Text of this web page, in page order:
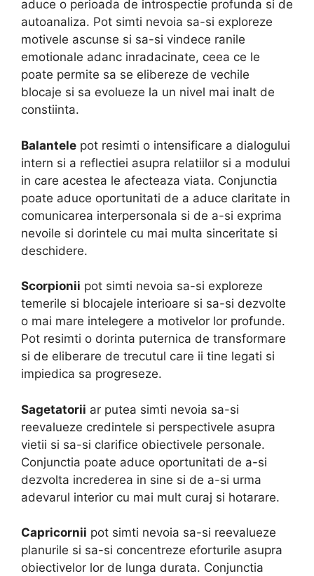
aduce o perioada de introspectie profunda si de
autoanaliza. Pot simti nevoia sa-si exploreze
motivele ascunse si sa-si vindece ranile
emotionale adanc inradacinate, ceea ce le
poate permite sa se elibereze de vechile
blocaje si sa evolueze la un nivel mai inalt de
constiinta.
Balantele pot resimti o intensificare a dialogului
intern si a reflectiei asupra relatiilor si a modului
in care acestea le afecteaza viata. Conjunctia
poate aduce oportunitati de a aduce claritate in
comunicarea interpersonala si de a-si exprima
nevoile si dorintele cu mai multa sinceritate si
deschidere.
Scorpionii pot simti nevoia sa-si exploreze
temerile si blocajele interioare si sa-si dezvolte
o mai mare intelegere a motivelor lor profunde.
Pot resimti o dorinta puternica de transformare
si de eliberare de trecutul care ii tine legati si
impiedica sa progreseze.
Sagetatorii ar putea simti nevoia sa-si
reevalueze credintele si perspectivele asupra
vietii si sa-si clarifice obiectivele personale.
Conjunctia poate aduce oportunitati de a-si
dezvolta increderea in sine si de a-si urma
adevarul interior cu mai mult curaj si hotarare.
Capricornii pot simti nevoia sa-si reevalueze
planurile si sa-si concentreze eforturile asupra
obiectivelor lor de lunga durata. Conjunctia